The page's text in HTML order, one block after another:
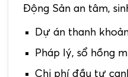
Động Sản an tâm,
Dự án thanh
Pháp lý, sổ hồng
Chi phí đầu tư